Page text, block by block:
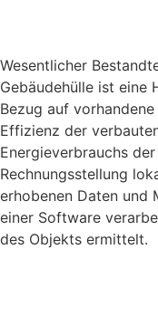
Wesentlicher
Gebäudehülle ist eine
Bezug auf
Effizienz der
Energieverbrauchs
Rechnungsstellung
erhobenen Daten und
einer Software
des Objekts ermittelt.